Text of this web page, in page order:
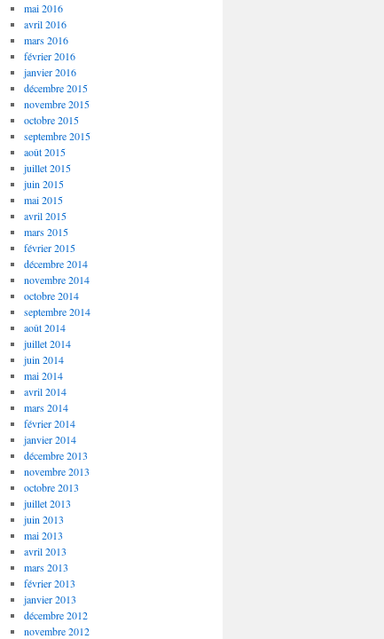
mai 2016
avril 2016
mars 2016
février 2016
janvier 2016
décembre 2015
novembre 2015
octobre 2015
septembre 2015
août 2015
juillet 2015
juin 2015
mai 2015
avril 2015
mars 2015
février 2015
décembre 2014
novembre 2014
octobre 2014
septembre 2014
août 2014
juillet 2014
juin 2014
mai 2014
avril 2014
mars 2014
février 2014
janvier 2014
décembre 2013
novembre 2013
octobre 2013
juillet 2013
juin 2013
mai 2013
avril 2013
mars 2013
février 2013
janvier 2013
décembre 2012
novembre 2012